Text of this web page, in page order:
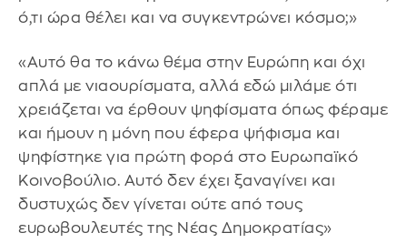
ό,τι ώρα θέλει και να συγκεντρώνει κόσμο;»
«Αυτό θα το κάνω θέμα στην Ευρώπη και όχι
απλά με νιαουρίσματα, αλλά εδώ μιλάμε ότι
χρειάζεται να έρθουν ψηφίσματα όπως φέραμε
και ήμουν η μόνη που έφερα ψήφισμα και
ψηφίστηκε για πρώτη φορά στο Ευρωπαϊκό
Κοινοβούλιο. Αυτό δεν έχει ξαναγίνει και
δυστυχώς δεν γίνεται ούτε από τους
ευρωβουλευτές της Νέας Δημοκρατίας»